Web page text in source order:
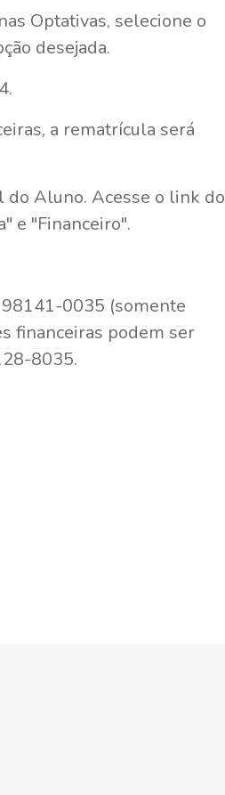
Optativas, selecione o
desejada.
a rematrícula será
do Aluno. Acesse o link do
e "Financeiro".
0035 (somente
financeiras podem ser
8035.